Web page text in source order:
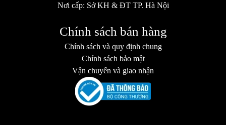
Nơi cấp: Sở KH & ĐT TP. Hà Nội
Chính sách bán hàng
Chính sách và quy định chung
Chính sách bảo mật
Vận chuyển và giao nhận